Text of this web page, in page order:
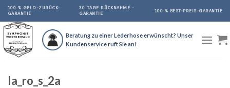
Skip
content
100 % GELD-ZURÜCK-
GARANTIE
30 TAGE RÜCKNAHME -
GARANTIE
100 % BEST-PREIS-GARANTIE
Beratung zu einer Lederhose erwünscht? Unser
Kundenservice ruft Sie an!
la_ro_s_2a